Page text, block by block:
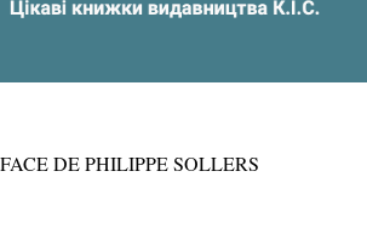
DE PHILIPPE SOLLERS